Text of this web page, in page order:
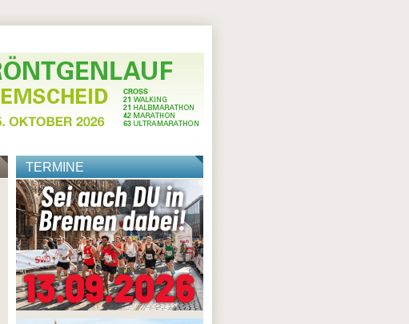
TERMINE